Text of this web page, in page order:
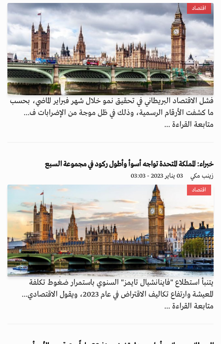
اقتصاد
فشل الاقتصاد البريطاني في تحقيق نمو خلال شهر فبراير الماضي، بحسب
ما كشفت الأرقام الرسمية، وذلك في ظل موجة من الإضرابات ف...
متابعة القراءة ...
خبراء: المملكة المتحدة تواجه أسوأ وأطول ركود في مجموعة السبع
زينب مكي 03 يناير 2023 - 03:03
اقتصاد
يتنبأ استطلاع "فاينانشيال تايمز" السنوي باستمرار ضغوط تكلفة
المعيشة وارتفاع تكاليف الاقتراض في عام 2023، ويقول الاقتصادي...
متابعة القراءة ...